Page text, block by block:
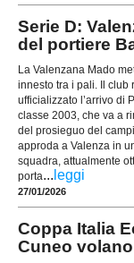
Serie D:
del portiere
La Valenzana Mado
innesto tra i pali. Il club
ufficializzato l’arrivo di
classe 2003, che va a
del prosieguo del
approda a Valenza in
squadra, attualmente
porta... leggi
27/01/2026
Coppa Italia
Cuneo